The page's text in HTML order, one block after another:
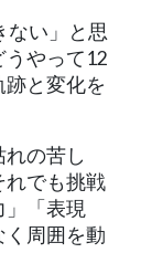
ない」と思
うやって12
と変化を
の苦し
れでも挑戦
」「表現
く周囲を動